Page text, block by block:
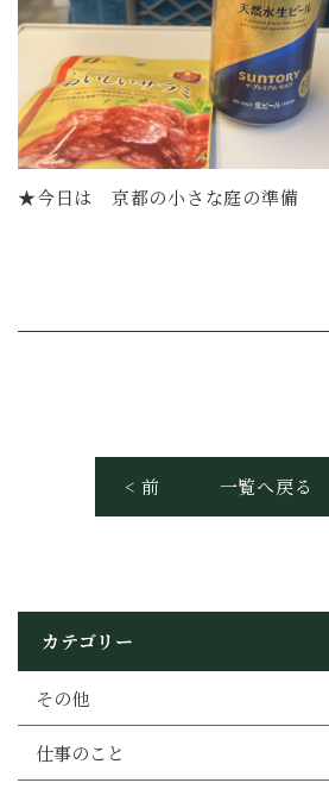
★今日は 京都の小さな庭の準備
< 前 一覧へ戻る
カテゴリー
その他
仕事のこと